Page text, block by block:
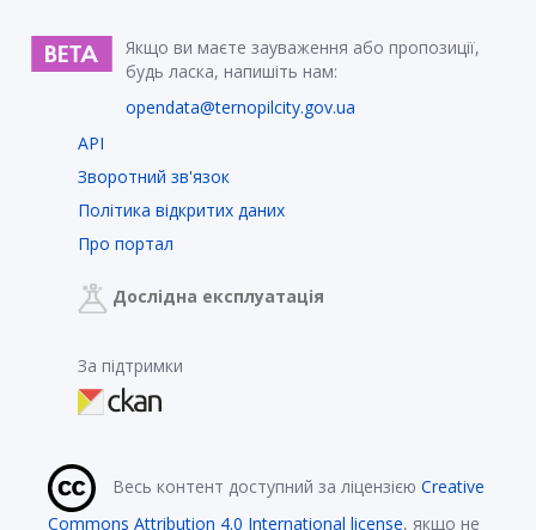
Якщо ви маєте зауваження або пропозиції,
будь ласка, напишіть нам:
opendata@ternopilcity.gov.ua
API
Зворотний зв'язок
Політика відкритих даних
Про портал
Дослідна експлуатація
За підтримки
Весь контент доступний за ліцензією Creative
Commons Attribution 4.0 International license, якщо не